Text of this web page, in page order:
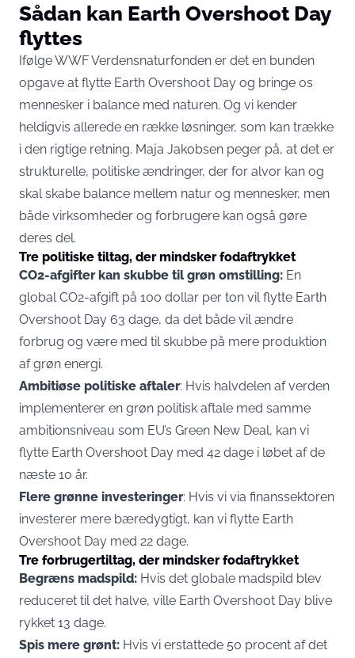
Sådan kan Earth Overshoot Day
flyttes
Ifølge WWF Verdensnaturfonden er det en bunden
opgave at flytte Earth Overshoot Day og bringe os
mennesker i balance med naturen. Og vi kender
heldigvis allerede en række løsninger, som kan trække
i den rigtige retning. Maja Jakobsen peger på, at det er
strukturelle, politiske ændringer, der for alvor kan og
skal skabe balance mellem natur og mennesker, men
både virksomheder og forbrugere kan også gøre
deres del.
Tre politiske tiltag, der mindsker fodaftrykket
CO2-afgifter kan skubbe til grøn omstilling: En
global CO2-afgift på 100 dollar per ton vil flytte Earth
Overshoot Day 63 dage, da det både vil ændre
forbrug og være med til skubbe på mere produktion
af grøn energi.
Ambitiøse politiske aftaler: Hvis halvdelen af verden
implementerer en grøn politisk aftale med samme
ambitionsniveau som EU’s Green New Deal, kan vi
flytte Earth Overshoot Day med 42 dage i løbet af de
næste 10 år.
Flere grønne investeringer: Hvis vi via finanssektoren
investerer mere bæredygtigt, kan vi flytte Earth
Overshoot Day med 22 dage.
Tre forbrugertiltag, der mindsker fodaftrykket
Begræns madspild: Hvis det globale madspild blev
reduceret til det halve, ville Earth Overshoot Day blive
rykket 13 dage.
Spis mere grønt: Hvis vi erstattede 50 procent af det